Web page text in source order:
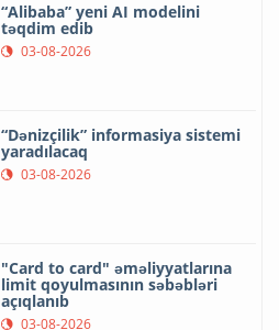
“Alibaba” yeni AI modelini
təqdim edib
03-08-2026
“Dənizçilik” informasiya sistemi
yaradılacaq
03-08-2026
"Card to card" əməliyyatlarına
limit qoyulmasının səbəbləri
açıqlanıb
03-08-2026